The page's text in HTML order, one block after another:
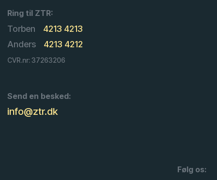
Ring til ZTR:
Torben
4213 4213
Anders
4213 4212
CVR.nr: 37263206
Send en besked:
info@ztr.dk
Følg os: